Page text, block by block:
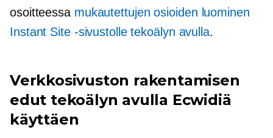
osoitteessa mukautettujen osioiden luominen
Instant Site -sivustolle tekoälyn avulla.
Verkkosivuston rakentamisen
edut tekoälyn avulla Ecwidiä
käyttäen